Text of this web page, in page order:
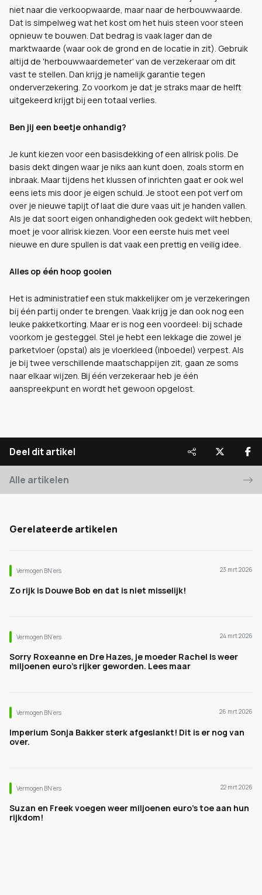
niet naar die verkoopwaarde, maar naar de herbouwwaarde.
Dat is simpelweg wat het kost om het huis steen voor steen
opnieuw te bouwen. Dat bedrag is vaak lager dan de
marktwaarde (waar ook de grond en de locatie in zit). Gebruik
altijd de 'herbouwwaardemeter' van de verzekeraar om dit
vast te stellen. Dan krijg je namelijk garantie tegen
onderverzekering. Zo voorkom je dat je straks maar de helft
uitgekeerd krijgt bij een totaal verlies.
Ben jij een beetje onhandig?
Je kunt kiezen voor een basisdekking of een allrisk polis. De
basis dekt dingen waar je niks aan kunt doen, zoals storm en
inbraak. Maar tijdens het klussen of inrichten gaat er ook wel
eens iets mis door je eigen schuld. Je stoot een pot verf om
over je nieuwe tapijt of laat die dure vaas uit je handen vallen.
Als je dat soort eigen onhandigheden ook gedekt wilt hebben,
moet je voor allrisk kiezen. Voor een eerste huis met veel
nieuwe en dure spullen is dat vaak een prettig en veilig idee.
Alles op één hoop gooien
Het is administratief een stuk makkelijker om je verzekeringen
bij één partij onder te brengen. Vaak krijg je dan ook nog een
leuke pakketkorting. Maar er is nog een voordeel: bij schade
voorkom je gesteggel. Stel je hebt een lekkage die zowel je
parketvloer (opstal) als je vloerkleed (inboedel) verpest. Als
je bij twee verschillende maatschappijen zit, gaan ze soms
naar elkaar wijzen. Bij één verzekeraar heb je één
aanspreekpunt en wordt het gewoon opgelost.
Deel dit artikel
Alle artikelen
Gerelateerde artikelen
Vermogen BN’ers 23 mrt 2026
Zo rijk is Douwe Bob en dat is niet misselijk!
Vermogen BN’ers 24 mrt 2026
Sorry Roxeanne en Dre Hazes, je moeder Rachel is weer
miljoenen euro's rijker geworden. Lees maar
Vermogen BN’ers 26 mrt 2026
Imperium Sonja Bakker sterk afgeslankt! Dit is er nog van
over.
Vermogen BN’ers 22 mrt 2026
Suzan en Freek voegen weer miljoenen euro's toe aan hun
rijkdom!